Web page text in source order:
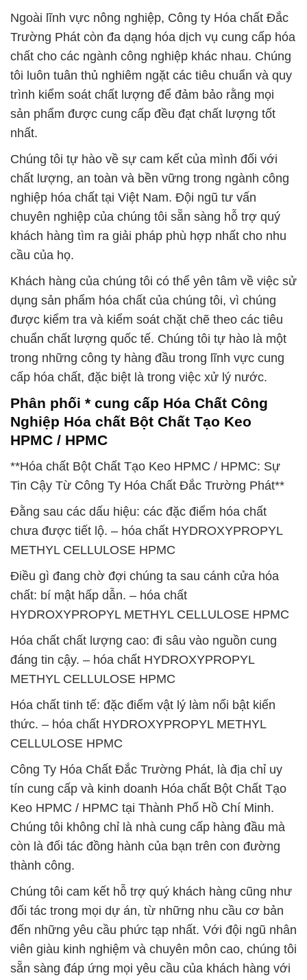
Ngoài lĩnh vực nông nghiệp, Công ty Hóa chất Đắc
Trường Phát còn đa dạng hóa dịch vụ cung cấp hóa
chất cho các ngành công nghiệp khác nhau. Chúng
tôi luôn tuân thủ nghiêm ngặt các tiêu chuẩn và quy
trình kiểm soát chất lượng để đảm bảo rằng mọi
sản phẩm được cung cấp đều đạt chất lượng tốt
nhất.
Chúng tôi tự hào về sự cam kết của mình đối với
chất lượng, an toàn và bền vững trong ngành công
nghiệp hóa chất tại Việt Nam. Đội ngũ tư vấn
chuyên nghiệp của chúng tôi sẵn sàng hỗ trợ quý
khách hàng tìm ra giải pháp phù hợp nhất cho nhu
cầu của họ.
Khách hàng của chúng tôi có thể yên tâm về việc sử
dụng sản phẩm hóa chất của chúng tôi, vì chúng
được kiểm tra và kiểm soát chặt chẽ theo các tiêu
chuẩn chất lượng quốc tế. Chúng tôi tự hào là một
trong những công ty hàng đầu trong lĩnh vực cung
cấp hóa chất, đặc biệt là trong việc xử lý nước.
Phân phối * cung cấp Hóa Chất Công
Nghiệp Hóa chất Bột Chất Tạo Keo
HPMC / HPMC
**Hóa chất Bột Chất Tạo Keo HPMC / HPMC: Sự
Tin Cậy Từ Công Ty Hóa Chất Đắc Trường Phát**
Đằng sau các dấu hiệu: các đặc điểm hóa chất
chưa được tiết lộ. – hóa chất HYDROXYPROPYL
METHYL CELLULOSE HPMC
Điều gì đang chờ đợi chúng ta sau cánh cửa hóa
chất: bí mật hấp dẫn. – hóa chất
HYDROXYPROPYL METHYL CELLULOSE HPMC
Hóa chất chất lượng cao: đi sâu vào nguồn cung
đáng tin cậy. – hóa chất HYDROXYPROPYL
METHYL CELLULOSE HPMC
Hóa chất tinh tế: đặc điểm vật lý làm nổi bật kiến
thức. – hóa chất HYDROXYPROPYL METHYL
CELLULOSE HPMC
Công Ty Hóa Chất Đắc Trường Phát, là địa chỉ uy
tín cung cấp và kinh doanh Hóa chất Bột Chất Tạo
Keo HPMC / HPMC tại Thành Phố Hồ Chí Minh.
Chúng tôi không chỉ là nhà cung cấp hàng đầu mà
còn là đối tác đồng hành của bạn trên con đường
thành công.
Chúng tôi cam kết hỗ trợ quý khách hàng cũng như
đối tác trong mọi dự án, từ những nhu cầu cơ bản
đến những yêu cầu phức tạp nhất. Với đội ngũ nhân
viên giàu kinh nghiệm và chuyên môn cao, chúng tôi
sẵn sàng đáp ứng mọi yêu cầu của khách hàng với